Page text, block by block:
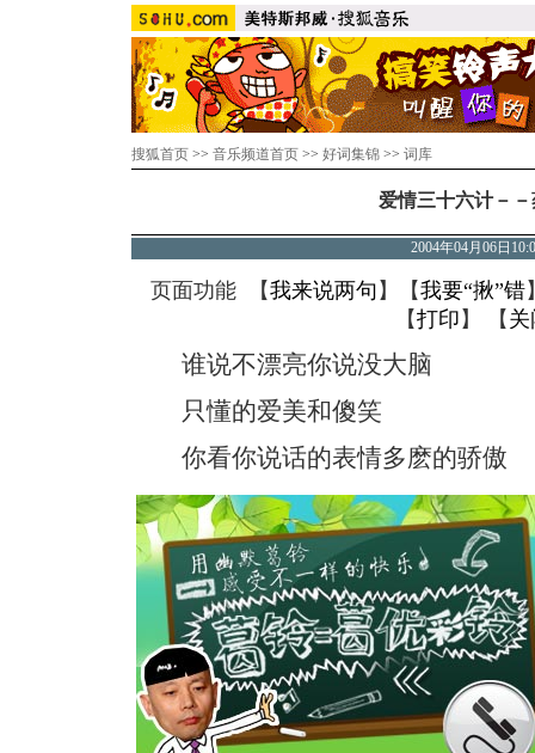
搜狐首页 >> 音乐频道首页 >> 好词集锦 >> 词库
爱情三十六计－
2004年04月06日
页面功能 【我来说两句 】【我要“揪”错
【打印 】 【 关
谁说不漂亮你说没大脑
只懂的爱美和傻笑
你看你说话的表情多麽的骄傲